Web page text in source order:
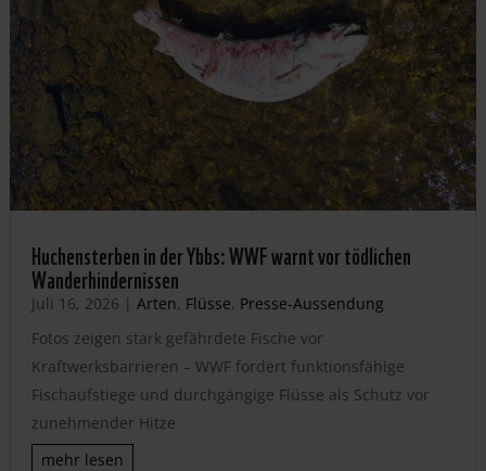
Huchensterben in der Ybbs: WWF warnt vor tödlichen
Wanderhindernissen
Juli 16, 2026 | Arten, Flüsse, Presse-Aussendung
Fotos zeigen stark gefährdete Fische vor
Kraftwerksbarrieren – WWF fordert funktionsfähige
Fischaufstiege und durchgängige Flüsse als Schutz vor
zunehmender Hitze
mehr lesen